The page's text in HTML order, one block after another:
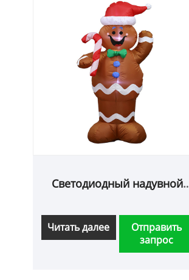
Светодиодный надувной
Читать далее
Отправить
запрос